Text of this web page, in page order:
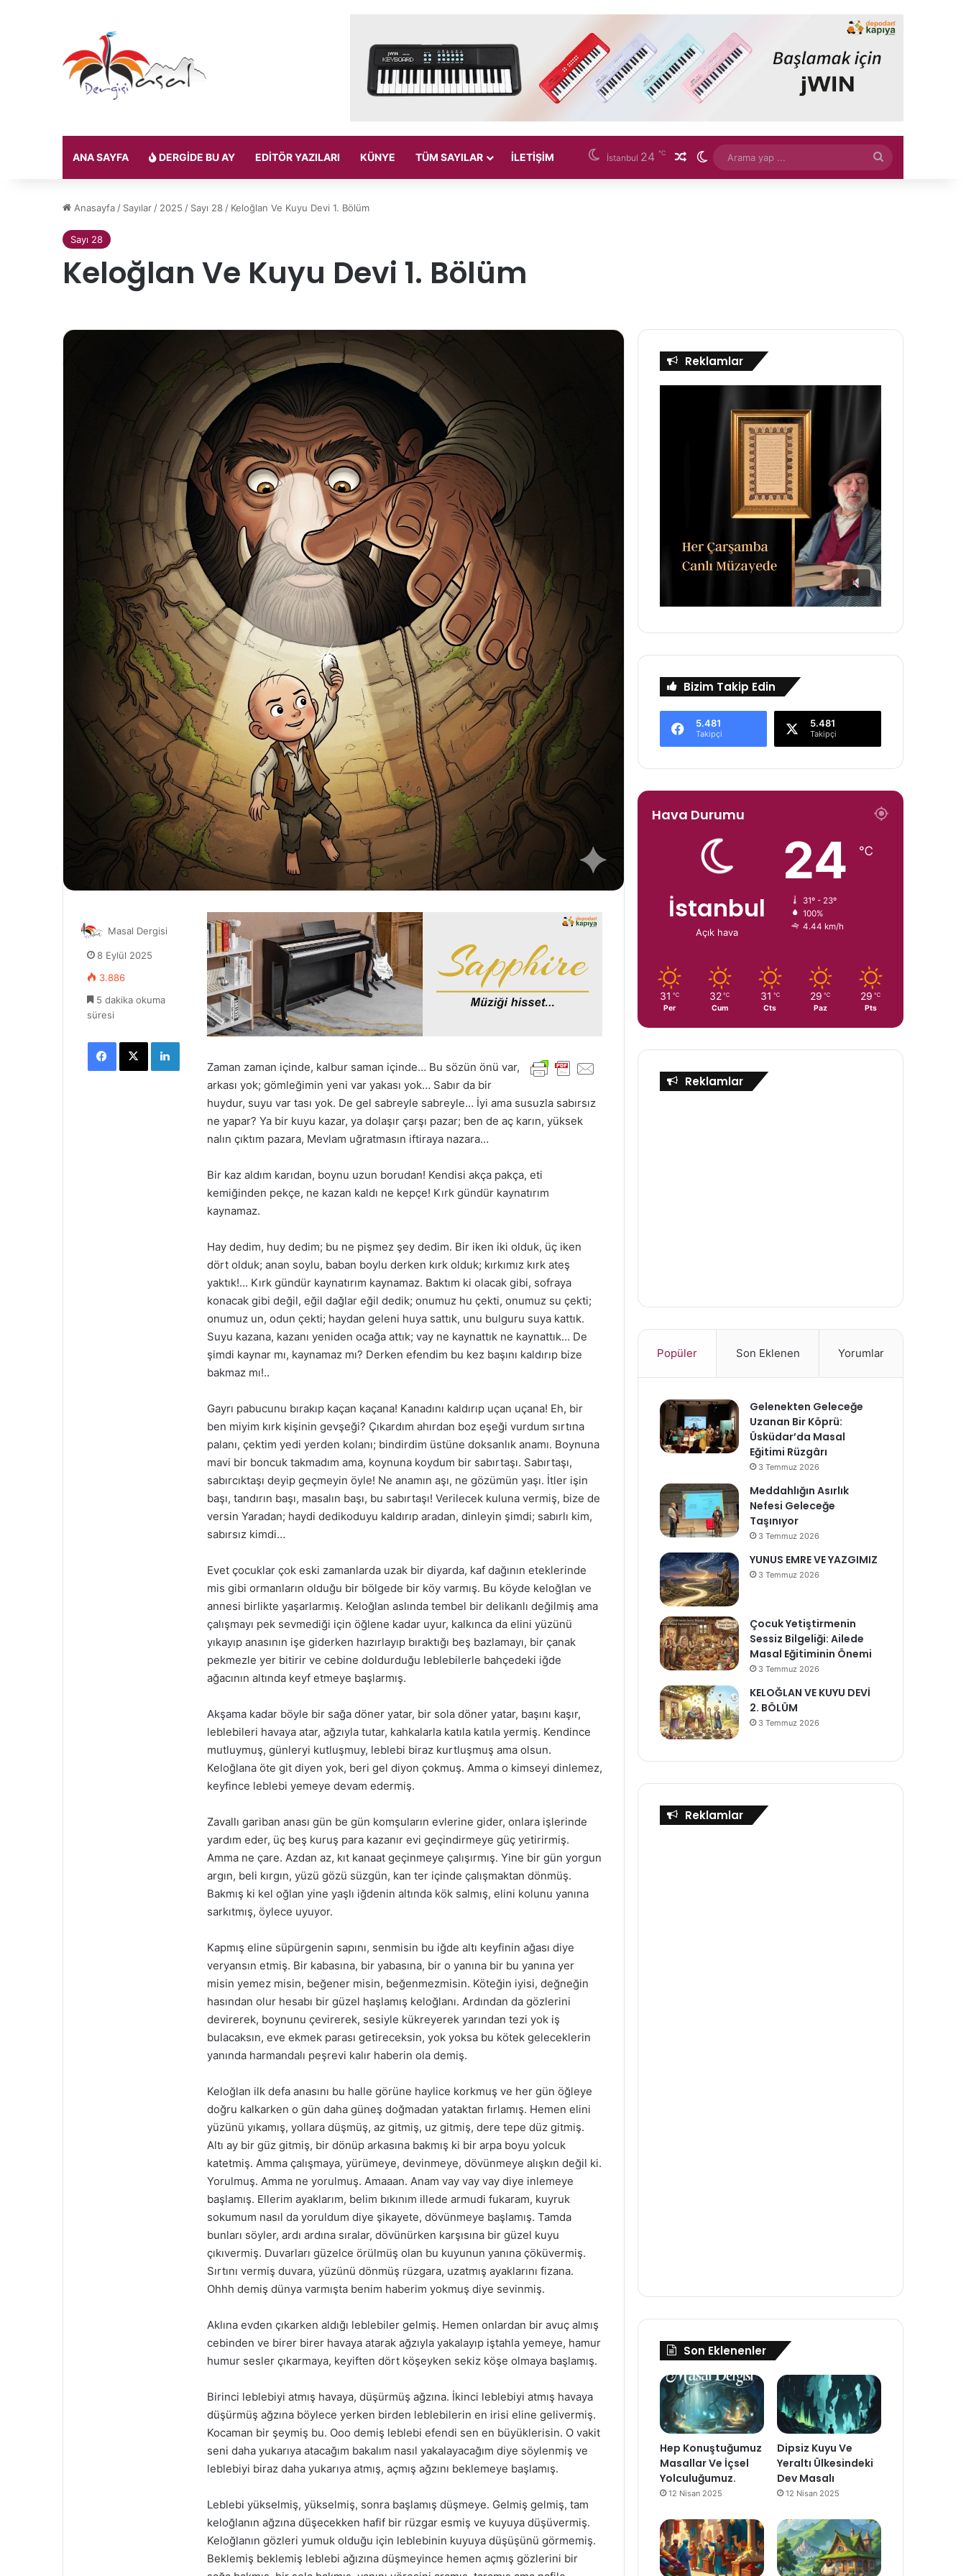
ANA SAYFA DERGIDE BU AY EDITÖR YAZILARI KÜNYE TÜM SAYILAR İLETIŞIM İstanbul 24 ℃ Rastgele Makale
Dış görünümü değiştir
yap
Anasayfa/ Sayılar/ 2025 / Sayı 28/ Keloğlan Ve Kuyu Devi 1. Bölüm
Sayı 28
Keloğlan Ve Kuyu Devi 1. Bölüm
Zaman zaman içinde, kalbur saman içinde… Bu sözün önü var,
arkası yok; gömleğimin yeni var yakası yok… Sabır da bir
huydur, suyu var tası yok. De gel sabreyle sabreyle… İyi ama susuzla sabırsız
ne yapar? Ya bir kuyu kazar, ya dolaşır çarşı pazar; ben de aç karın, yüksek
nalın çıktım pazara, Mevlam uğratmasın iftiraya nazara…
Bir kaz aldım karıdan, boynu uzun borudan! Kendisi akça pakça, eti
kemiğinden pekçe, ne kazan kaldı ne kepçe! Kırk gündür kaynatırım
kaynamaz.
Hay dedim, huy dedim; bu ne pişmez şey dedim. Bir iken iki olduk, üç iken
dört olduk; anan soylu, baban boylu derken kırk olduk; kırkımız kırk ateş
yaktık!… Kırk gündür kaynatırım kaynamaz. Baktım ki olacak gibi, sofraya
konacak gibi değil, eğil dağlar eğil dedik; onumuz hu çekti, onumuz su çekti;
onumuz un, odun çekti; haydan geleni huya sattık, unu bulguru suya kattık.
Suyu kazana, kazanı yeniden ocağa attık; vay ne kaynattık ne kaynattık… De
şimdi kaynar mı, kaynamaz mı? Derken efendim bu kez başını kaldırıp bize
bakmaz mı!..
Gayrı pabucunu bırakıp kaçan kaçana! Kanadını kaldırıp uçan uçana! Eh, bir
ben miyim kırk kişinin gevşeği? Çıkardım ahırdan boz eşeği vurdum sırtına
palanı, çektim yedi yerden kolanı; bindirdim üstüne doksanlık anamı. Boynuna
mavi bir boncuk takmadım ama, koynuna koydum bir sabırtaşı. Sabırtaşı,
sabırcıktaşı deyip geçmeyin öyle! Ne anamın aşı, ne gözümün yaşı. İtler işin
başı, tandırın başı, masalın başı, bu sabırtaşı! Verilecek kuluna vermiş, bize de
versin Yaradan; haydi dedikoduyu kaldırıp aradan, dinleyin şimdi; sabırlı kim,
sabırsız kimdi…
Evet çocuklar çok eski zamanlarda uzak bir diyarda, kaf dağının eteklerinde
mis gibi ormanların olduğu bir bölgede bir köy varmış. Bu köyde keloğlan ve
annesi birlikte yaşarlarmış. Keloğlan aslında tembel bir delikanlı değilmiş ama
çalışmayı pek sevmediği için öğlene kadar uyur, kalkınca da elini yüzünü
yıkayıp anasının işe giderken hazırlayıp bıraktığı beş bazlamayı, bir çanak
pekmezle yer bitirir ve cebine doldurduğu leblebilerle bahçedeki iğde
ağacının altında keyf etmeye başlarmış.
Akşama kadar böyle bir sağa döner yatar, bir sola döner yatar, başını kaşır,
leblebileri havaya atar, ağzıyla tutar, kahkalarla katıla katıla yermiş. Kendince
mutluymuş, günleryi kutluşmuy, leblebi biraz kurtluşmuş ama olsun.
Keloğlana öte git diyen yok, beri gel diyon çokmuş. Amma o kimseyi dinlemez,
keyfince leblebi yemeye devam edermiş.
Zavallı gariban anası gün be gün komşuların evlerine gider, onlara işlerinde
yardım eder, üç beş kuruş para kazanır evi geçindirmeye güç yetirirmiş.
Amma ne çare. Azdan az, kıt kanaat geçinmeye çalışırmış. Yine bir gün yorgun
argın, beli kırgın, yüzü gözü süzgün, kan ter içinde çalışmaktan dönmüş.
Bakmış ki kel oğlan yine yaşlı iğdenin altında kök salmış, elini kolunu yanına
sarkıtmış, öylece uyuyor.
Kapmış eline süpürgenin sapını, senmisin bu iğde altı keyfinin ağası diye
veryansın etmiş. Bir kabasına, bir yabasına, bir o yanına bir bu yanına yer
misin yemez misin, beğener misin, beğenmezmisin. Köteğin iyisi, değneğin
hasından olur hesabı bir güzel haşlamış keloğlanı. Ardından da gözlerini
devirerek, boynunu çevirerek, sesiyle kükreyerek yarından tezi yok iş
bulacaksın, eve ekmek parası getireceksin, yok yoksa bu kötek geleceklerin
yanında harmandalı peşrevi kalır haberin ola demiş.
Keloğlan ilk defa anasını bu halle görüne haylice korkmuş ve her gün öğleye
doğru kalkarken o gün daha güneş doğmadan yataktan fırlamış. Hemen elini
yüzünü yıkamış, yollara düşmüş, az gitmiş, uz gitmiş, dere tepe düz gitmiş.
Altı ay bir güz gitmiş, bir dönüp arkasına bakmış ki bir arpa boyu yolcuk
katetmiş. Amma çalışmaya, yürümeye, devinmeye, dövünmeye alışkın değil ki.
Yorulmuş. Amma ne yorulmuş. Amaaan. Anam vay vay vay diye inlemeye
başlamış. Ellerim ayaklarım, belim bıkınım illede armudi fukaram, kuyruk
sokumum nasıl da yoruldum diye şikayete, dövünmeye başlamış. Tamda
bunları söyler, ardı ardına sıralar, dövünürken karşısına bir güzel kuyu
çıkıvermiş. Duvarları güzelce örülmüş olan bu kuyunun yanına çöküvermiş.
Sırtını vermiş duvara, yüzünü dönmüş rüzgara, uzatmış ayaklarını fizana.
Ohhh demiş dünya varmışta benim haberim yokmuş diye sevinmiş.
Aklına evden çıkarken aldığı leblebiler gelmiş. Hemen onlardan bir avuç almış
cebinden ve birer birer havaya atarak ağzıyla yakalayıp iştahla yemeye, hamur
humur sesler çıkarmaya, keyiften dört köşeyken sekiz köşe olmaya başlamış.
Birinci leblebiyi atmış havaya, düşürmüş ağzına. İkinci leblebiyi atmış havaya
düşürmüş ağzına böylece yerken birden leblebilerin en irisi eline gelivermiş.
Kocaman bir şeymiş bu. Ooo demiş leblebi efendi sen en büyüklerisin. O vakit
seni daha yukarıya atacağım bakalım nasıl yakalayacağım diye söylenmiş ve
leblebiyi biraz daha yukarıya atmış, açmış ağzını beklemeye başlamış.
Leblebi yükselmiş, yükselmiş, sonra başlamış düşmeye. Gelmiş gelmiş, tam
keloğlanın ağzına düşecekken hafif bir rüzgar esmiş ve kuyuya düşüvermiş.
Keloğlanın gözleri yumuk olduğu için leblebinin kuyuya düşüşünü görmemiş.
Beklemiş beklemiş leblebi ağızına düşmeyince hemen açmış gözlerini bir
Masal Dergisi
8 Eylül 2025
3.886
5 dakika okuma
süresi
Facebook
X LinkedIn
Reklamlar
Bizim Takip Edin
5.481
Takipçi
5.481
Takipçi
Hava Durumu
İstanbul
Açık hava
24 ℃
31º - 23º
100%
4.44 km/h
31 ℃
Per
32 ℃
Cum
31 ℃
Cts
29 ℃
Paz
29 ℃
Pts
Reklamlar
Popüler Son Eklenen Yorumlar
Gelenekten Geleceğe
Uzanan Bir Köprü:
Üsküdar’da Masal
Eğitimi Rüzgârı
3 Temmuz 2026
Meddahlığın Asırlık
Nefesi Geleceğe
Taşınıyor
3 Temmuz 2026
YUNUS EMRE VE YAZGIMIZ
3 Temmuz 2026
Çocuk Yetiştirmenin
Sessiz Bilgeliği: Ailede
Masal Eğitiminin Önemi
3 Temmuz 2026
KELOĞLAN VE KUYU DEVİ
2. BÖLÜM
3 Temmuz 2026
Reklamlar
Son Eklenenler
Hep Konuştuğumuz
Masallar Ve İçsel
Yolculuğumuz.
12 Nisan 2025
Dipsiz Kuyu Ve
Yeraltı Ülkesindeki
Dev Masalı
12 Nisan 2025